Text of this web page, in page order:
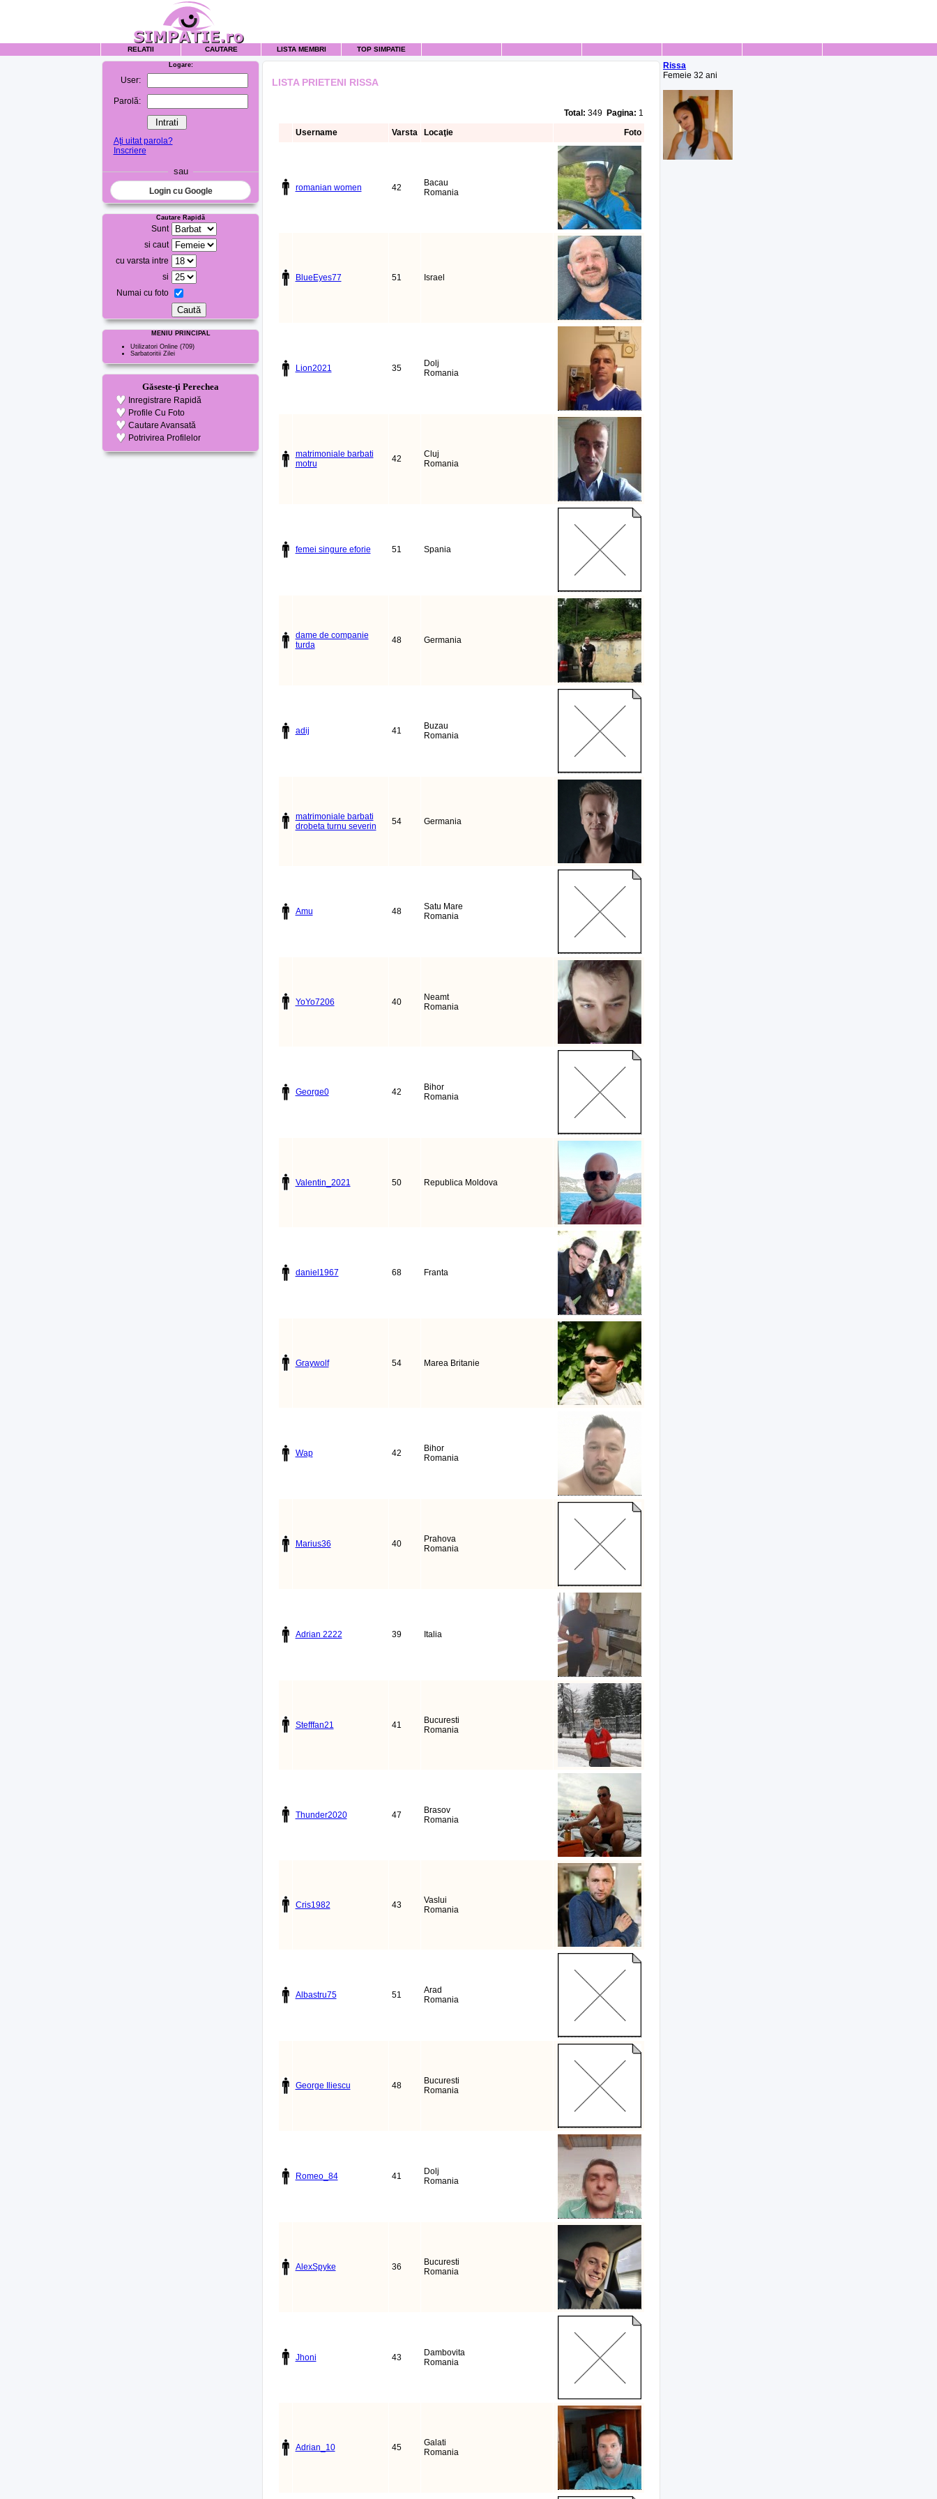
RELATII CAUTARE LISTA MEMBRI TOP SIMPATIE
Logare:
User:
Parolă:
Aţi uitat parola?
Inscriere
sau
Login cu Google
Cautare Rapidă
Sunt
si caut
cu varsta intre
si
Numai cu foto
MENIU PRINCIPAL
Utilizatori Online (709)
Sarbatoritii Zilei
Găseste-ţi Perechea
Inregistrare Rapidă
Profile Cu Foto
Cautare Avansată
Potrivirea Profilelor
LISTA PRIETENI RISSA
Total: 349 Pagina: 1
Username
Varsta Locaţie Foto
romanian women 42
Bacau
Romania
BlueEyes77 51 Israel
Lion2021 35
Dolj
Romania
matrimoniale barbati
motru
42
Cluj
Romania
femei singure eforie 51 Spania
dame de companie
turda
48 Germania
adij 41
Buzau
Romania
matrimoniale barbati
drobeta turnu severin
54 Germania
Amu 48
Satu Mare
Romania
YoYo7206 40
Neamt
Romania
George0 42
Bihor
Romania
Valentin_2021 50 Republica Moldova
daniel1967 68 Franta
Graywolf 54 Marea Britanie
Wap 42
Bihor
Romania
Marius36 40
Prahova
Romania
Adrian 2222 39 Italia
Stefffan21 41
Bucuresti
Romania
Thunder2020 47
Brasov
Romania
Cris1982 43
Vaslui
Romania
Albastru75 51
Arad
Romania
George Iliescu 48
Bucuresti
Romania
Romeo_84 41
Dolj
Romania
AlexSpyke 36
Bucuresti
Romania
Jhoni 43
Dambovita
Romania
Adrian_10 45
Galati
Romania
Rissa
Femeie 32 ani